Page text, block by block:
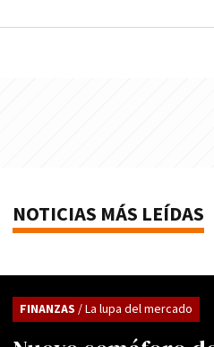
NOTICIAS MÁS LEÍDAS
FINANZAS / La lupa del mercado